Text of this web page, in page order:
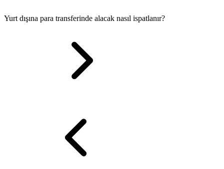
Yurt dışına para transferinde alacak nasıl ispatlanır?